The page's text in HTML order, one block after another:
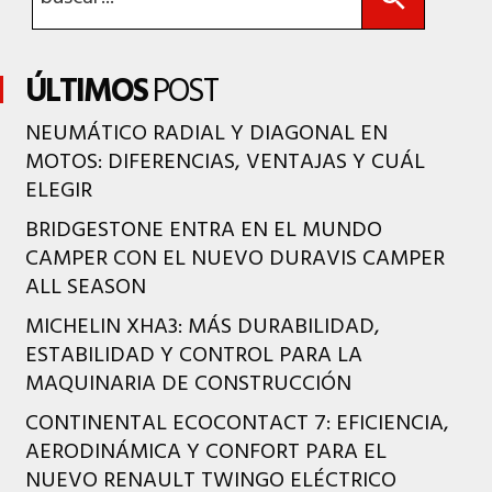
ÚLTIMOSPOST
NEUMÁTICO RADIAL Y DIAGONAL EN
MOTOS: DIFERENCIAS, VENTAJAS Y CUÁL
ELEGIR
BRIDGESTONE ENTRA EN EL MUNDO
CAMPER CON EL NUEVO DURAVIS CAMPER
ALL SEASON
MICHELIN XHA3: MÁS DURABILIDAD,
ESTABILIDAD Y CONTROL PARA LA
MAQUINARIA DE CONSTRUCCIÓN
CONTINENTAL ECOCONTACT 7: EFICIENCIA,
AERODINÁMICA Y CONFORT PARA EL
NUEVO RENAULT TWINGO ELÉCTRICO